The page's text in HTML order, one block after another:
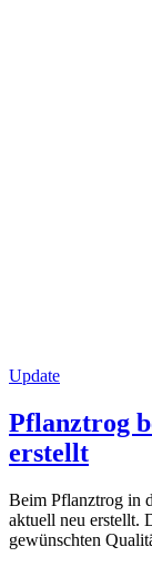
Update
Pflanztrog
erstellt
Beim Pflanztrog in
aktuell neu erstellt.
gewünschten